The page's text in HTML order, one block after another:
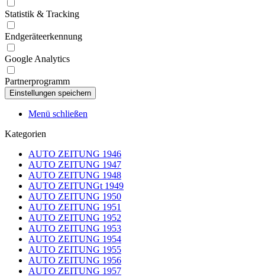
Statistik & Tracking
Endgeräteerkennung
Google Analytics
Partnerprogramm
Menü schließen
Kategorien
AUTO ZEITUNG 1946
AUTO ZEITUNG 1947
AUTO ZEITUNG 1948
AUTO ZEITUNGt 1949
AUTO ZEITUNG 1950
AUTO ZEITUNG 1951
AUTO ZEITUNG 1952
AUTO ZEITUNG 1953
AUTO ZEITUNG 1954
AUTO ZEITUNG 1955
AUTO ZEITUNG 1956
AUTO ZEITUNG 1957